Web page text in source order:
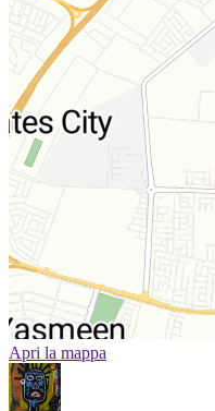
Apri la mappa